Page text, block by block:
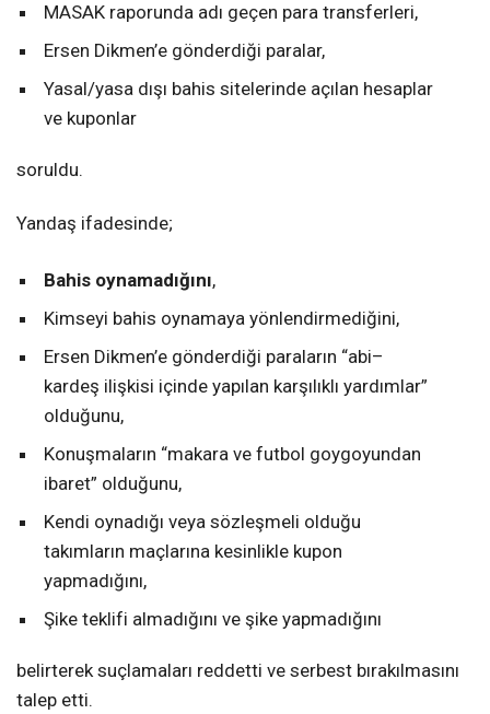
MASAK raporunda adı geçen para transferleri,
Ersen Dikmen’e gönderdiği paralar,
Yasal/yasa dışı bahis sitelerinde açılan hesaplar
ve kuponlar
soruldu.
Yandaş ifadesinde;
Bahis oynamadığını,
Kimseyi bahis oynamaya yönlendirmediğini,
Ersen Dikmen’e gönderdiği paraların “abi–
kardeş ilişkisi içinde yapılan karşılıklı yardımlar”
olduğunu,
Konuşmaların “makara ve futbol goygoyundan
ibaret” olduğunu,
Kendi oynadığı veya sözleşmeli olduğu
takımların maçlarına kesinlikle kupon
yapmadığını,
Şike teklifi almadığını ve şike yapmadığını
belirterek suçlamaları reddetti ve serbest bırakılmasını
talep etti.